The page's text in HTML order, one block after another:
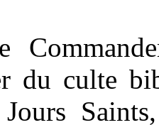
du culte
Jours